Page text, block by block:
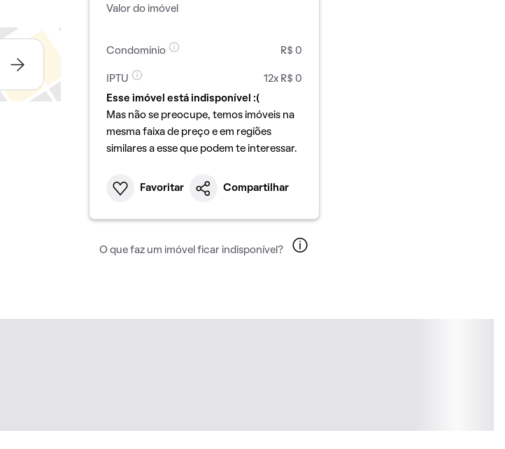
Valor do imóvel
Condomínio R$ 0
IPTU
12x R$ 0
Esse imóvel está indisponível :(
Mas não se preocupe, temos imóveis na
mesma faixa de preço e em regiões
similares a esse que podem te interessar.
Favoritar Compartilhar
O que faz um imóvel ficar indisponível?